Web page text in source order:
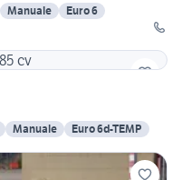
Manuale
Euro 6
Manuale Euro 6d-TEMP